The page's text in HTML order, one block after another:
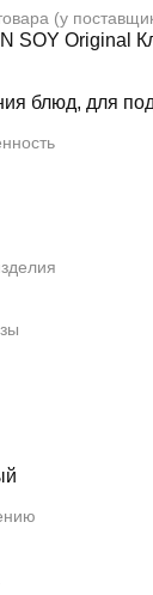
(у
SOY Original
блюд, для